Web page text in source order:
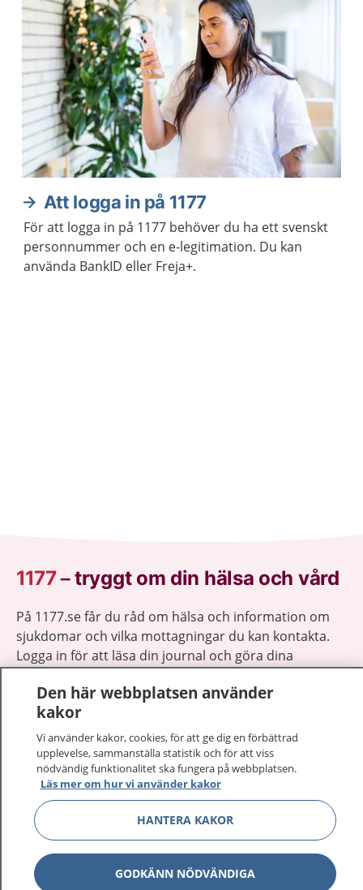
Att logga in på 1177
För att logga in på 1177 behöver du ha ett svenskt
personnummer och en e-legitimation. Du kan
använda BankID eller Freja+.
1177–tryggt om din hälsa och vård
På 1177.se får du råd om hälsa och information om
sjukdomar och vilka mottagningar du kan kontakta.
Logga in för att läsa din journal och göra dina
sjukvårdsrådgivning dygnet runt.
1177 ger dig råd när du vill må bättre.
1177 på flera språk Visa
Om 1177 Visa
Den här webbplatsen använder
kakor
Vi använder kakor, cookies, för att ge dig en förbättrad
upplevelse, sammanställa statistik och för att viss
nödvändig funktionalitet ska fungera på webbplatsen.
Läs mer om hur vi använder kakor
HANTERA KAKOR
GODKÄNN NÖDVÄNDIGA